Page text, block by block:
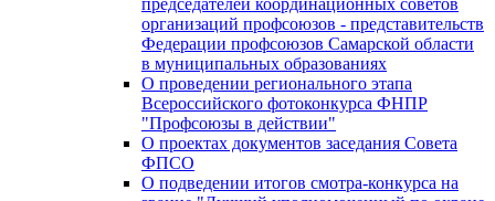
организаций профсоюзов - представительств
Федерации профсоюзов Самарской области
в муниципальных образованиях
О проведении регионального этапа
Всероссийского фотоконкурса ФНПР
"Профсоюзы в действии"
О проектах документов заседания Совета
ФПСО
О подведении итогов смотра-конкурса на